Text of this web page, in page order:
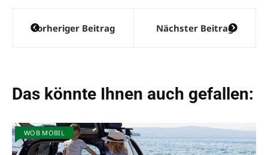
Beitragsnavigation
Vorheriger Beitrag Nächster Beitrag
Das könnte Ihnen auch gefallen:
WOB MOBIL